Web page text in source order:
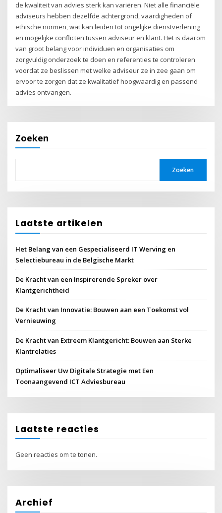
de kwaliteit van advies sterk kan variëren. Niet alle financiële
adviseurs hebben dezelfde achtergrond, vaardigheden of
ethische normen, wat kan leiden tot ongelijke dienstverlening
en mogelijke conflicten tussen adviseur en klant. Het is daarom
van groot belang voor individuen en organisaties om
zorgvuldig onderzoek te doen en referenties te controleren
voordat ze beslissen met welke adviseur ze in zee gaan om
ervoor te zorgen dat ze kwalitatief hoogwaardig en passend
advies ontvangen.
Zoeken
Zoeken
Laatste artikelen
Het Belang van een Gespecialiseerd IT Werving en
Selectiebureau in de Belgische Markt
De Kracht van een Inspirerende Spreker over
Klantgerichtheid
De Kracht van Innovatie: Bouwen aan een Toekomst vol
Vernieuwing
De Kracht van Extreem Klantgericht: Bouwen aan Sterke
Klantrelaties
Optimaliseer Uw Digitale Strategie met Een
Toonaangevend ICT Adviesbureau
Laatste reacties
Geen reacties om te tonen.
Archief